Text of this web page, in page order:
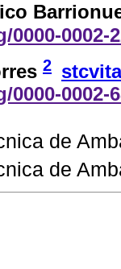
0002-
2
0002-
de
de